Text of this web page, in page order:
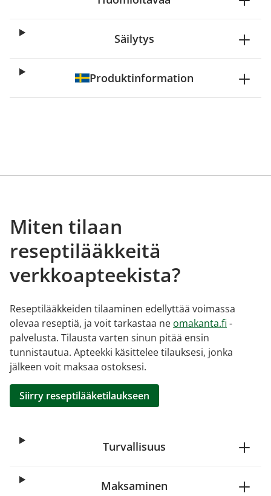
Säilytys
Produktinformation
Miten tilaan
reseptilääkkeitä
verkkoapteekista?
Reseptilääkkeiden tilaaminen edellyttää voimassa
olevaa reseptiä, ja voit tarkastaa ne omakanta.fi -
palvelusta. Tilausta varten sinun pitää ensin
tunnistautua. Apteekki käsittelee tilauksesi, jonka
jälkeen voit maksaa ostoksesi.
Siirry reseptilääketilaukseen
Turvallisuus
Maksaminen